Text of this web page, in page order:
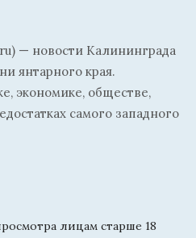
— новости Калининграда
янтарного края.
экономике, обществе,
самого западного
лицам старше 18